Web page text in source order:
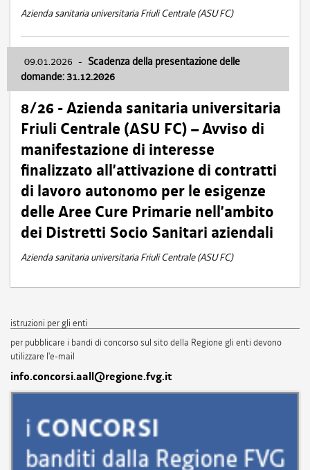
Azienda sanitaria universitaria Friuli Centrale (ASU FC)
09.01.2026 - Scadenza della presentazione delle
domande: 31.12.2026
8/26 - Azienda sanitaria universitaria
Friuli Centrale (ASU FC) – Avviso di
manifestazione di interesse
finalizzato all’attivazione di contratti
di lavoro autonomo per le esigenze
delle Aree Cure Primarie nell’ambito
dei Distretti Socio Sanitari aziendali
Azienda sanitaria universitaria Friuli Centrale (ASU FC)
istruzioni per gli enti
per pubblicare i bandi di concorso sul sito della Regione gli enti devono
utilizzare l'e-mail
info.concorsi.aall@regione.fvg.it